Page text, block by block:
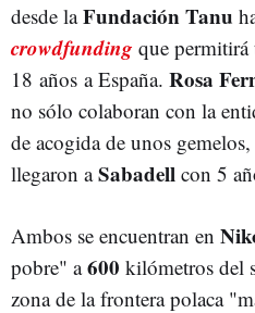
desde laFundación Tanu
crowdfunding que permitirá
18 años a España. Rosa
no sólo colaboran con la
de acogida de unos gemelos,
llegaron aSabadell con 5
Ambos se encuentran en
pobre" a600 kilómetros del
zona de la frontera polaca